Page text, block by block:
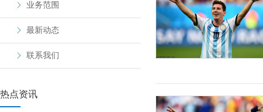
业务范围
最新动态
联系我们
热点资讯